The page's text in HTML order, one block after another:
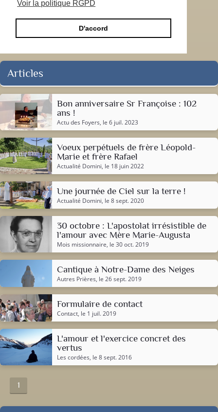
Voir la politique RGPD
D'accord
Articles
Bon anniversaire Sr Françoise : 102
ans !
Actu des Foyers, le 6 juil. 2023
Voeux perpétuels de frère Léopold-
Marie et frère Rafael
Actualité Domini, le 18 juin 2022
Une journée de Ciel sur la terre !
Actualité Domini, le 8 sept. 2020
30 octobre : L'apostolat irrésistible de
l'amour avec Mère Marie-Augusta
Mois missionnaire, le 30 oct. 2019
Cantique à Notre-Dame des Neiges
Autres Prières, le 26 sept. 2019
Formulaire de contact
Contact, le 1 juil. 2019
L'amour et l'exercice concret des
vertus
Les cordées, le 8 sept. 2016
1